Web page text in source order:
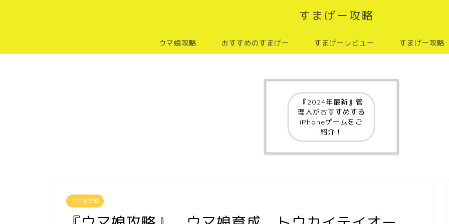
すまげー攻略
ウマ娘攻略 おすすめのすまげー すまげーレビュー すまげー攻略
『2024年最新』管
理人がおすすめする
iPhoneゲームをご
紹介！
ウマ娘攻略